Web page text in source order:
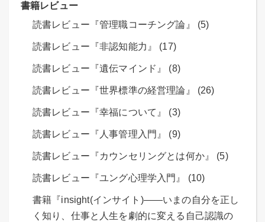
書籍レビュー
読書レビュー『管理職コーチング論』 (5)
読書レビュー『非認知能力』 (17)
読書レビュー『遺伝マインド』 (8)
読書レビュー『世界標準の経営理論』 (26)
読書レビュー『幸福について』 (3)
読書レビュー『人事管理入門』 (9)
読書レビュー『カウンセリングとは何か』 (5)
読書レビュー『ユング心理学入門』 (10)
書籍『insight(インサイト)――いまの自分を正し
く知り、仕事と人生を劇的に変える自己認識の